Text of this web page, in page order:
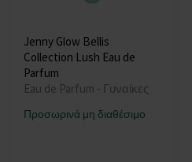
Jenny Glow Bellis
Collection Lush Eau de
Parfum
Eau de Parfum - Γυναίκες
Προσωρινά μη διαθέσιμο